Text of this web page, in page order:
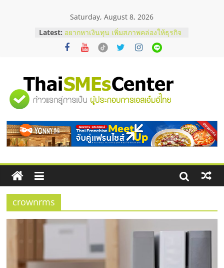
Saturday, August 8, 2026
Latest:
บริษัท Cybersecurity ในไทยที่ไหนดี?
วิธีเลือกผู้ให้บริการให้คุ้มค่าและตอบ
โจทย์ธุรกิจ
อยากหาเงินทุน เพิ่มสภาพคล่องให้ธุรกิจ
บริการน้ำมัน Shell
สัมมนาลงทุน แฟรนไชส์ยอนนี่
ThaiFranchise Meet Up จับคู่แฟรน
ร้านเครื่องเสียงคุณภาพสูง พร้อม
โซลูชันระบบภาพและเสียง
"ศูนย์
รวม
ข้อมูล
ธุรกิจ
SME
crownrms